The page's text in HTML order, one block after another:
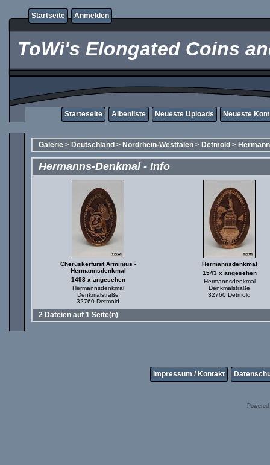
Startseite Anmelden
ToWi's Elongated Coins
Starteseite Albenliste Neueste Uploads Neueste
Galerie > Deutschland > Nordrhein-Westfalen > Detmold >
Hermanns-Denkmal - Info
Cheruskerfürst Arminius -
Hermannsdenkmal
1498 x angesehen
Hermannsdenkmal
Denkmalstraße
32760 Detmold
Hermannsdenkmal
1543 x angesehen
Hermannsdenkmal
Denkmalstraße
32760 Detmold
2 Dateien auf 1 Seite(n)
Impressum / Kontakt